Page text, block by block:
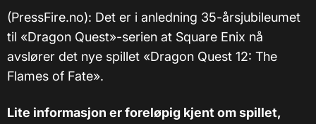
(PressFire.no): Det er i anledning 35-årsjubileumet
til «Dragon Quest»-serien at Square Enix nå
avslører det nye spillet «Dragon Quest 12: The
Flames of Fate».
Lite informasjon er foreløpig kjent om spillet,